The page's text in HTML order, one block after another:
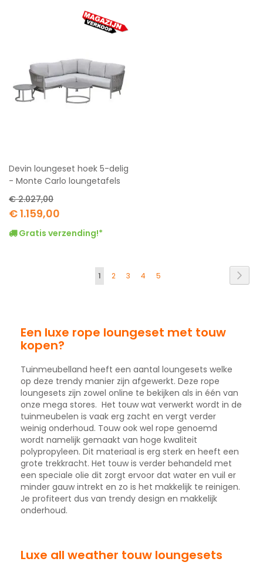
Devin loungeset hoek 5-delig
- Monte Carlo loungetafels
Special
Price
€ 1.159,00
€ 2.027,00
Gratis verzending!*
Pagina
U
pagina
1 Pagina
2 Pagina
3 Pagina
4 Pagina
5
Een luxe rope loungeset met touw
kopen?
Tuinmeubelland heeft een aantal loungesets welke
op deze trendy manier zijn afgewerkt. Deze rope
loungesets zijn zowel online te bekijken als in één van
onze mega stores. Het touw wat verwerkt wordt in de
tuinmeubelen is vaak erg zacht en vergt verder
weinig onderhoud. Touw ook wel rope genoemd
wordt namelijk gemaakt van hoge kwaliteit
polypropyleen. Dit materiaal is erg sterk en heeft een
grote trekkracht. Het touw is verder behandeld met
een speciale olie dit zorgt ervoor dat water en vuil er
minder gauw intrekt en zo is het makkelijk te reinigen.
Je profiteert dus van trendy design en makkelijk
onderhoud.
Luxe all weather touw loungesets